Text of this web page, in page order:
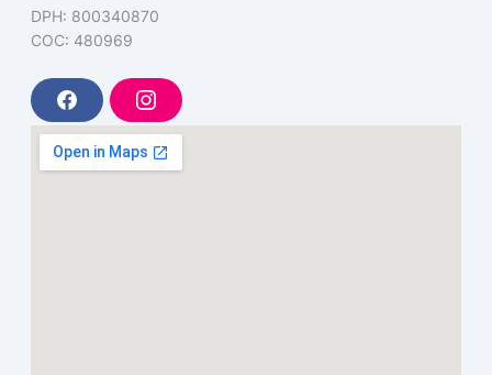
DPH: 800340870
COC: 480969
F
a
c
e
b
I
n
s
t
a